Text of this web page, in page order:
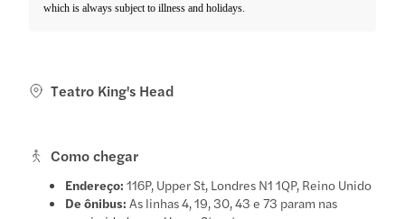
which is always subject to illness and holidays.
Teatro King's Head
Como chegar
Endereço: 116P, Upper St, Londres N1 1QP, Reino Unido
De ônibus: As linhas 4, 19, 30, 43 e 73 param nas